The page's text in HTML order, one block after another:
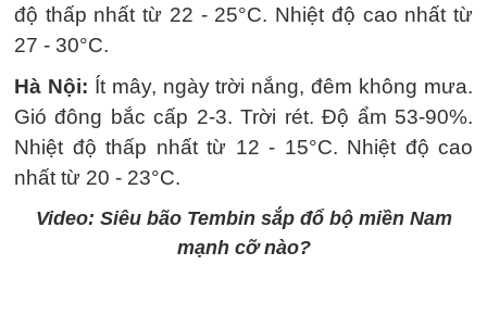
độ thấp nhất từ 22 - 25°C. Nhiệt độ cao nhất từ
27 - 30°C.
Hà Nội: Ít mây, ngày trời nắng, đêm không mưa.
Gió đông bắc cấp 2-3. Trời rét. Độ ẩm 53-90%.
Nhiệt độ thấp nhất từ 12 - 15°C. Nhiệt độ cao
nhất từ 20 - 23°C.
Video: Siêu bão Tembin sắp đổ bộ miền Nam
mạnh cỡ nào?